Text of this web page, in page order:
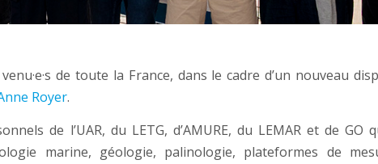
de toute la France, dans le cadre d’un nouveau
Royer.
de l’UAR, du LETG, d’AMURE, du LEMAR et de GO
marine, géologie, palinologie, plateformes de